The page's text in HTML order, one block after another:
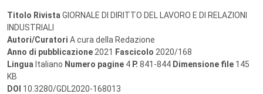
Titolo Rivista GIORNALE DI DIRITTO DEL LAVORO E DI RELAZIONI
INDUSTRIALI
Autori/Curatori A cura della Redazione
Anno di pubblicazione 2021 Fascicolo 2020/168
Lingua Italiano Numero pagine 4 P. 841-844 Dimensione file 145
KB
DOI 10.3280/GDL2020-168013